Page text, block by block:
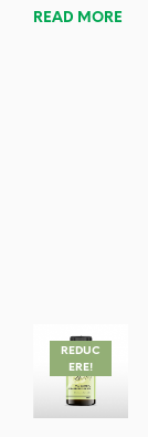
READ MORE
REDUC
ERE!